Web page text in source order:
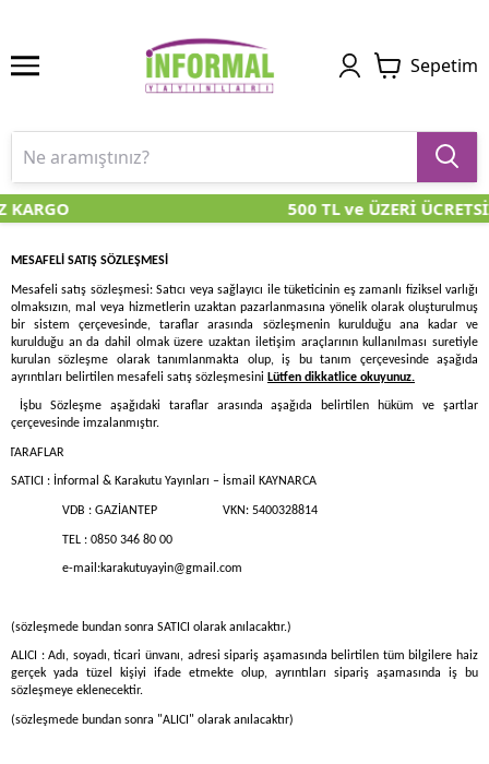
Sepetim
500 TL ve ÜZERİ
MESAFELİ SATIŞ SÖZLEŞMESİ
Mesafeli satış sözleşmesi: Satıcı veya sağlayıcı ile tüketicinin eş zamanlı fiziksel varlığı
olmaksızın, mal veya hizmetlerin uzaktan pazarlanmasına yönelik olarak oluşturulmuş
bir sistem çerçevesinde, taraflar arasında sözleşmenin kurulduğu ana kadar ve
kurulduğu an da dahil olmak üzere uzaktan iletişim araçlarının kullanılması suretiyle
kurulan sözleşme olarak tanımlanmakta olup, iş bu tanım çerçevesinde aşağıda
ayrıntıları belirtilen mesafeli satış sözleşmesini Lütfen dikkatlice okuyunuz.
İşbu Sözleşme aşağıdaki taraflar arasında aşağıda belirtilen hüküm ve şartlar
çerçevesinde imzalanmıştır.
SATICI : İnformal & Karakutu Yayınları – İsmail KAYNARCA
VDB : GAZİANTEP VKN: 5400328814
TEL : 0850 346 80 00
e-mail:karakutuyayin@gmail.com
(sözleşmede bundan sonra SATICI olarak anılacaktır.)
ALICI : Adı, soyadı, ticari ünvanı, adresi sipariş aşamasında belirtilen tüm bilgilere haiz
gerçek yada tüzel kişiyi ifade etmekte olup, ayrıntıları sipariş aşamasında iş bu
sözleşmeye eklenecektir.
(sözleşmede bundan sonra "ALICI" olarak anılacaktır)